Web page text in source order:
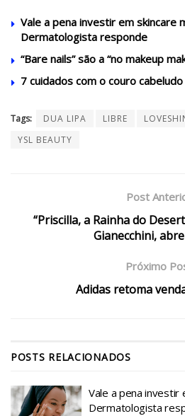
Vale a pena investir em skincare
Dermatologista responde
“Bare nails” são a “no makeup
7 cuidados com o couro
Tags: DUA LIPA LIBRE
YSL BEAUTY
Post
“Priscilla, a Rainha do
Gianecchini,
Próximo
Adidas retoma
POSTS RELACIONADOS
Vale a pena investir
Dermatologista